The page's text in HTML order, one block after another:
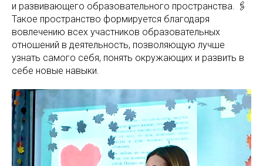
и развивающего образовательного пространства. 🖇️
Такое пространство формируется благодаря
вовлечению всех участников образовательных
отношений в деятельность, позволяющую лучше
узнать самого себя, понять окружающих и развить в
себе новые навыки.